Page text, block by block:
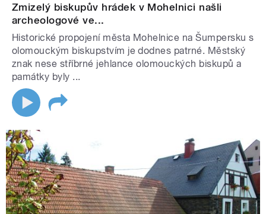
Zmizelý biskupův hrádek v Mohelnici našli
archeologové ve...
Historické propojení města Mohelnice na Šumpersku s
olomouckým biskupstvím je dodnes patrné. Městský
znak nese stříbrné jehlance olomouckých biskupů a
památky byly ...